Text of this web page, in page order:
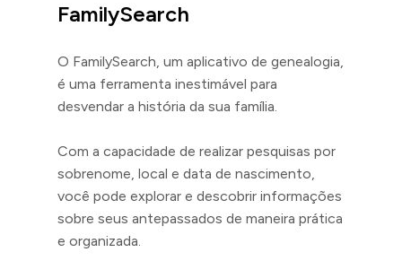
FamilySearch
O FamilySearch, um aplicativo de genealogia,
é uma ferramenta inestimável para
desvendar a história da sua família.
Com a capacidade de realizar pesquisas por
sobrenome, local e data de nascimento,
você pode explorar e descobrir informações
sobre seus antepassados de maneira prática
e organizada.